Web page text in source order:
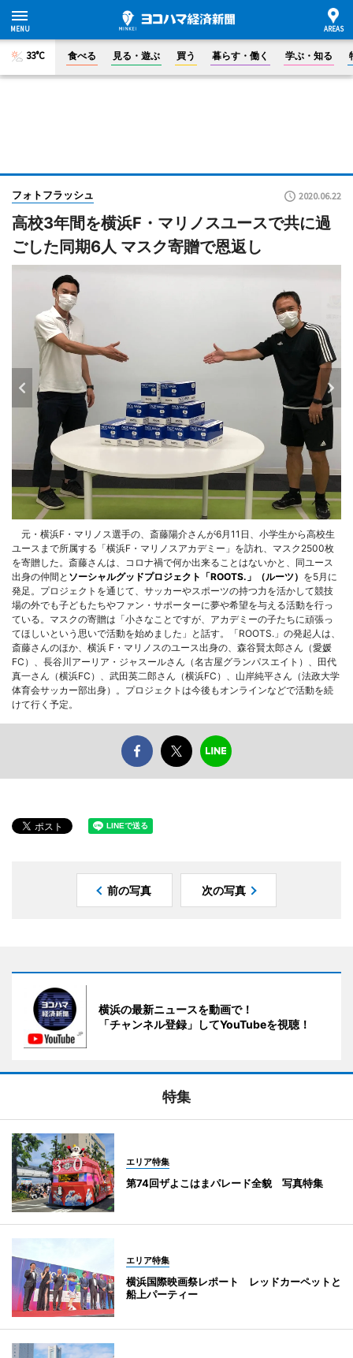
33°C 食べる 見る・遊ぶ 買う 暮らす・働く 学ぶ・知る
フォトフラッシュ 2020.06.22
高校3年間を横浜F・マリノスユースで共に過
ごした同期6人 マスク寄贈で恩返し
元・横浜F・マリノス選手の、斎藤陽介さんが6月11日、小学生から高校生
ユースまで所属する「横浜F・マリノスアカデミー」を訪れ、マスク2500枚
を寄贈した。斎藤さんは、コロナ禍で何か出来ることはないかと、同ユース
出身の仲間と ソーシャルグッドプロジェクト「ROOTS.」（ルーツ） を5月に
発足。プロジェクトを通じて、サッカーやスポーツの持つ力を活かして競技
場の外でも子どもたちやファン・サポーターに夢や希望を与える活動を行っ
ている。マスクの寄贈は「小さなことですが、アカデミーの子たちに頑張っ
てほしいという思いで活動を始めました」と話す。「ROOTS.」の発起人は、
斎藤さんのほか、横浜 F・マリノスのユース出身の、森谷賢太郎さん（愛媛
FC）、長谷川アーリア・ジャスールさん（名古屋グランパスエイト）、田代
真一さん（横浜FC）、武田英二郎さん（横浜FC）、山岸純平さん（法政大学
体育会サッカー部出身）。プロジェクトは今後もオンラインなどで活動を続
けて行く予定。
前の写真 次の写真
横浜の最新ニュースを動画で！
「チャンネル登録」してYouTubeを視聴！
特集
エリア特集
第74回ザよこはまパレード全貌 写真特集
エリア特集
横浜国際映画祭レポート レッドカーペットと
船上パーティー